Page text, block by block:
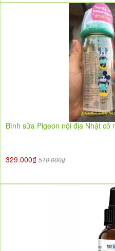
Bình sữa Pigeon nội địa Nhật cổ
329.000₫ 510.000₫